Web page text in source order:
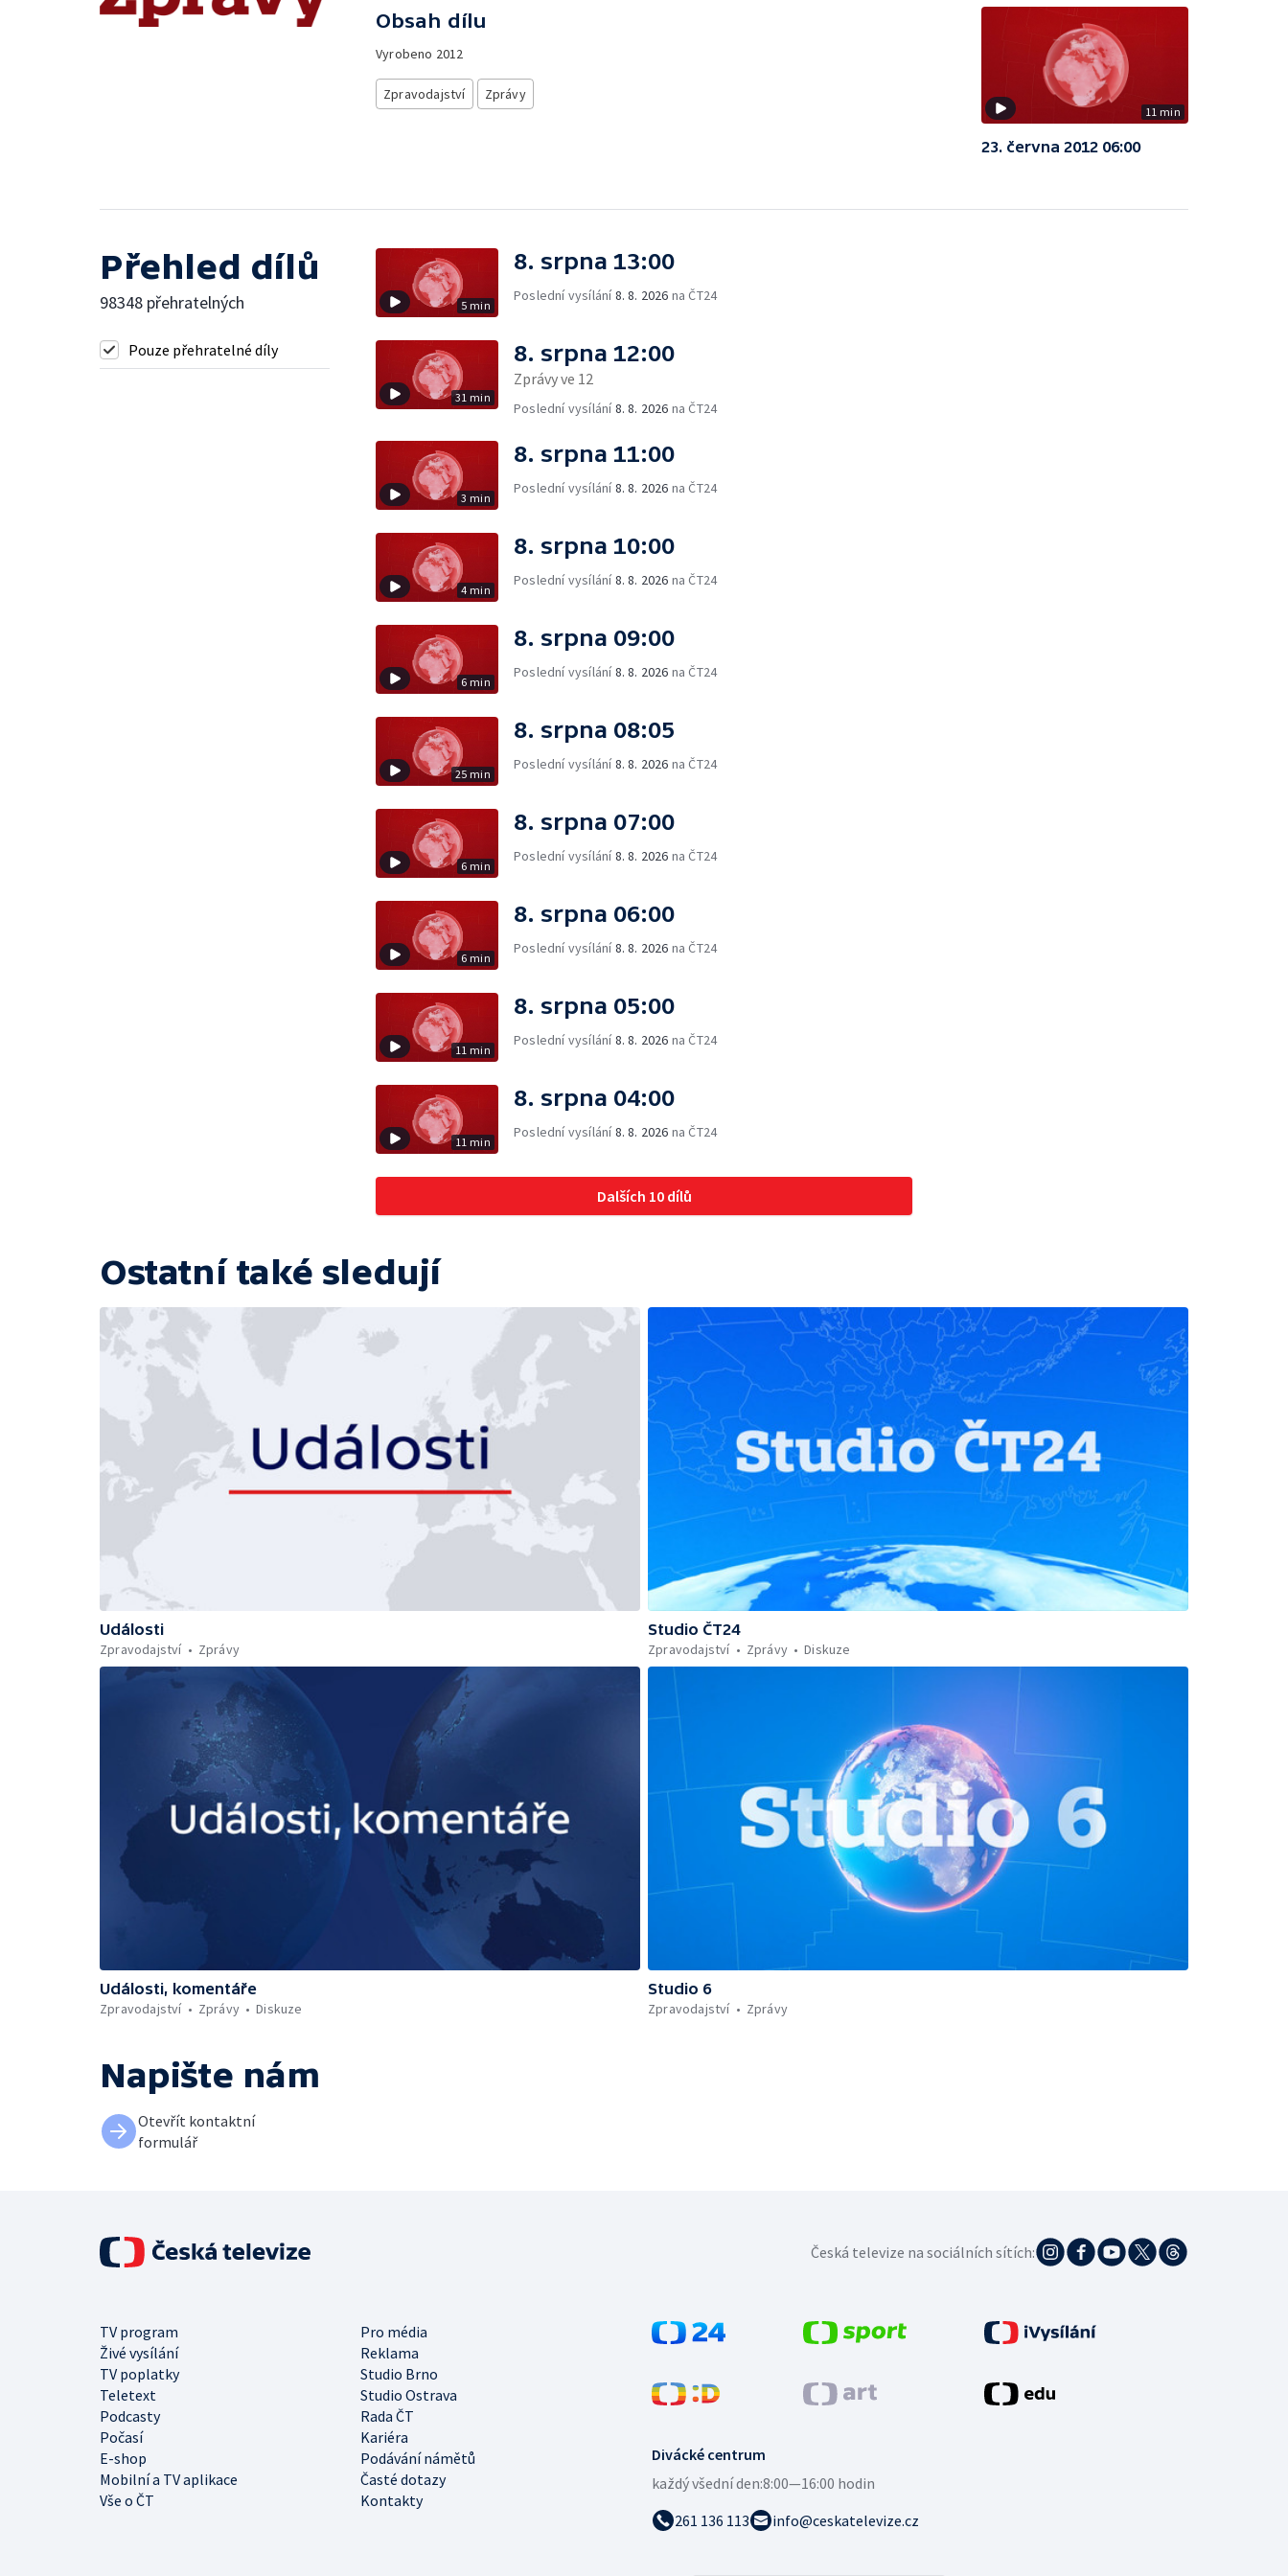
Obsah dílu
Vyrobeno 2012
Zpravodajství Zprávy
11 min
23. června 2012 06:00
Přehled dílů
98348 přehratelných
Pouze přehratelné díly
5 min
8. srpna 13:00
Poslední vysílání8. 8. 2026 na ČT24
31 min
8. srpna 12:00
Zprávy ve 12
Poslední vysílání8. 8. 2026 na ČT24
3 min
8. srpna 11:00
Poslední vysílání8. 8. 2026 na ČT24
4 min
8. srpna 10:00
Poslední vysílání8. 8. 2026 na ČT24
6 min
8. srpna 09:00
Poslední vysílání8. 8. 2026 na ČT24
25 min
8. srpna 08:05
Poslední vysílání8. 8. 2026 na ČT24
6 min
8. srpna 07:00
Poslední vysílání8. 8. 2026 na ČT24
6 min
8. srpna 06:00
Poslední vysílání8. 8. 2026 na ČT24
11 min
8. srpna 05:00
Poslední vysílání8. 8. 2026 na ČT24
11 min
8. srpna 04:00
Poslední vysílání8. 8. 2026 na ČT24
Dalších 10 dílů
Ostatní také sledují
Události
Zpravodajství
Zprávy
Studio ČT24
Zpravodajství
Zprávy Diskuze
Události, komentáře
Zpravodajství
Zprávy Diskuze
Studio 6
Zpravodajství
Zprávy
Napište nám
Otevřít kontaktní
formulář
Divácké centrum
každý všední den:8:00—16:00 hodin
261 136 113
info@ceskatelevize.cz
TV program
Pro média
Živé vysílání
Reklama
TV poplatky
Studio Brno
Teletext
Studio Ostrava
Podcasty
Rada ČT
Počasí
Kariéra
E-shop
Podávání námětů
Mobilní a TV aplikace
Časté dotazy
Vše o ČT
Kontakty
Česká televize na sociálních sítích: